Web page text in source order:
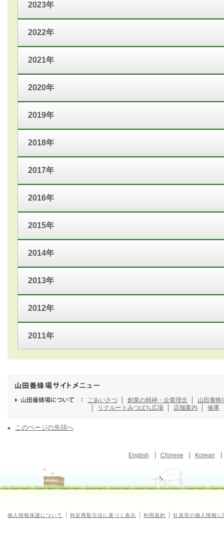
2023年
2022年
2021年
2020年
2019年
2018年
2017年
2016年
2015年
2014年
2013年
2012年
2011年
ごあいさつ 創業の精神・企業理念
山田養蜂
リクルート みつばち広場 店舗案内 催事
このページの先頭へ
English Chinese Korean
個人情報保護について 特定商取引法に基づく表示 利用規約 社員等の個人情報